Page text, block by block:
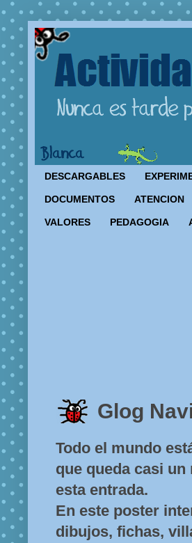
DESCARGABLES
DOCUMENTOS ATENCION
VALORES PEDAGOGIA
Glog
Todo el mundo
que queda casi
esta entrada.
En este poster
dibujos, fichas,